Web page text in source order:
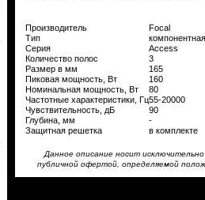
Производитель
Focal
Тип
Серия
Access
Количество полос
3
Размер в мм
165
Пиковая мощность, Вт
160
Номинальная мощность, Вт
80
Частотные характеристики, Гц55-20000
Чувствительность, дБ
90
Глубина, мм
-
Защитная решетка
в комплекте
Данное описание носит
публичной офертой, определяемой